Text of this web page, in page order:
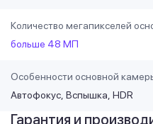
Количество мегапикселей
больше 48 МП
Особенности основной
Автофокус Вспышка HDR
Гарантия и